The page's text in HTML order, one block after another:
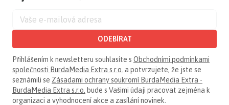
ODEBÍRAT
Přihlášením k newsletteru souhlasíte s Obchodními podmínkami
společnosti BurdaMedia Extra s.r.o. a potvrzujete, že jste se
seznámili se Zásadami ochrany soukromí BurdaMedia Extra -
BurdaMedia Extra s.r.o. bude s Vašimi údaji pracovat zejména k
organizaci a vyhodnocení akce a zasílání novinek.